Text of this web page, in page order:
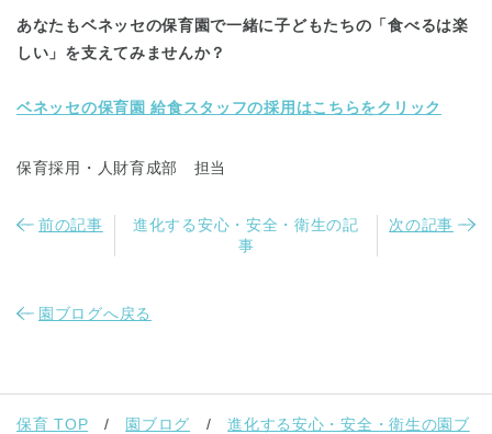
兵庫県 兵庫県 全域
あなたもベネッセの保育園で一緒に子どもたちの「食べるは楽
しい」を支えてみませんか？
ベネッセの保育園 給食スタッフの採用はこちらをクリック
保育採用・人財育成部 担当
前の記事
進化する安心・安全・衛生の記
事
次の記事
園ブログへ戻る
保育 TOP 園ブログ
進化する安心・安全・衛生の園ブ